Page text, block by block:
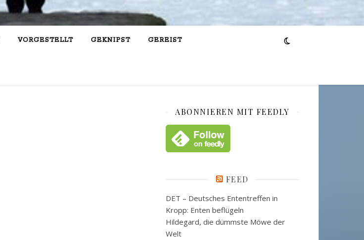
VORGESTELLT GEKNIPST GEREIST
ABONNIEREN MIT FEEDLY
FEED
DET – Deutsches Ententreffen in
Kropp: Enten beflügeln
Hildegard, die dümmste Möwe der
Welt